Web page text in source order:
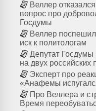
Веллер
вопрос про
Госдумы
Веллер
иск к политологам
Депутат Госдумы
на двух российских
Эксперт про
«Анафемы
Про Веллера и
Время